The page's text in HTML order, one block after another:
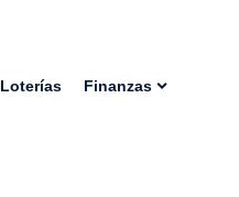
Loterías Finanzas